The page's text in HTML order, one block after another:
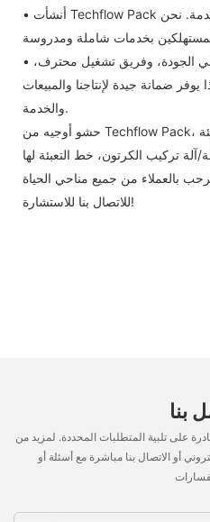
• أنشأت Techflow Pack مجموعة كاملة من أنظمة الخدمة. نحن
• شركتنا لديها فريق إدارة عالي الجودة، وفريق تشغيل محترف،
ضمانة جيدة لإنتاجنا والمبيعات
والخدمة.
حشو أوجيه من Techflow Pack، آلة تعبئة الأكياس، آلة تعبئة
آلة تركيب الكرتون، خط التعبئة لها
بالعملاء من جميع مناحي الحياة
للاتصال بنا للاستشارة!
بنا
على تلبية المتطلبات المحددة. لمزيد من
أو الاتصال بنا مباشرة مع أسئلة أو